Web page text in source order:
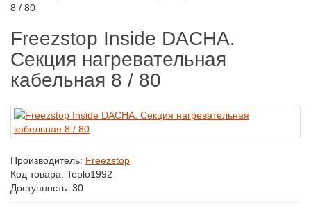
8 / 80
Freezstop Inside DACHA.
Секция нагревательная
кабельная 8 / 80
Производитель: Freezstop
Код товара: Teplo1992
Доступность: 30